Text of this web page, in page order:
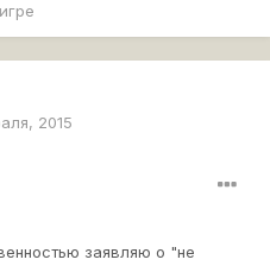
2015
заявляю о "не